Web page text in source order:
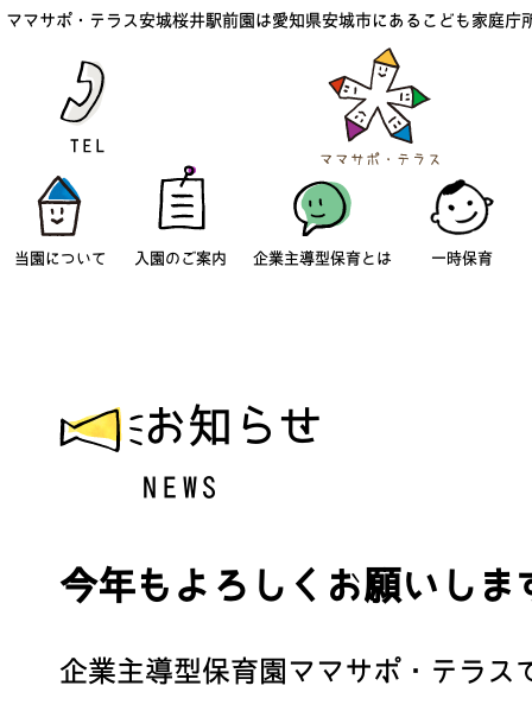
ママサポ・テラス安城桜井駅前園は愛知県安城市にあるこども家庭
当園について 入園のご案内 企業主導型保育とは 一時保育
お知らせ
NEWS
今年もよろしくお願いしま
企業主導型保育園ママサポ・テラス